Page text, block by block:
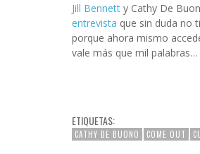
Jill Bennett y Cathy De
entrevista que sin duda no
porque ahora mismo
vale más que mil palabras…
ETIQUETAS:
CATHY DE BUONO COME OUT